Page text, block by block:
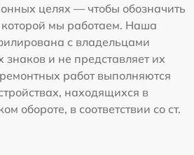
целях — чтобы обозначить
которой мы работаем. Наша
с владельцами
и не представляет их
работ выполняются
находящихся в
обороте, в соответствии со ст.